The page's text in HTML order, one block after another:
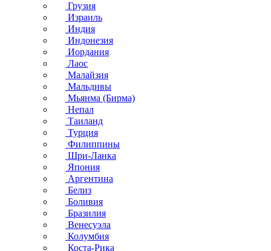
Грузия
Израиль
Индия
Индонезия
Иордания
Лаос
Малайзия
Мальдивы
Мьянма (Бирма)
Непал
Таиланд
Турция
Филиппины
Шри-Ланка
Япония
Аргентина
Белиз
Боливия
Бразилия
Венесуэла
Колумбия
Коста-Рика